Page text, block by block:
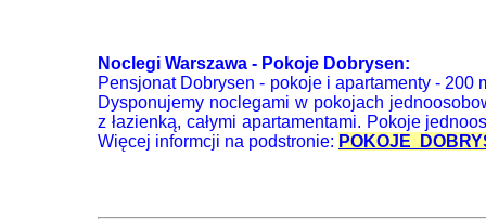
Noclegi Warszawa - Pokoje Dobrysen:
Pensjonat Dobrysen - pokoje i apartamenty - 200
Dysponujemy noclegami w pokojach
z łazienką, całymi apartamentami. Pokoje
Więcej informcji na podstronie: POKOJE